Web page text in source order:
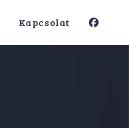
Kapcsolat